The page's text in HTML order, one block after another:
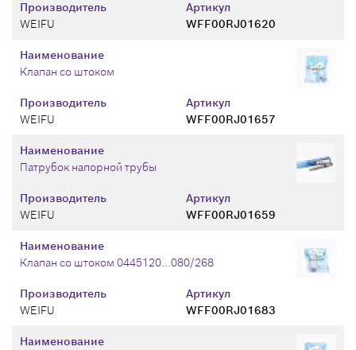
Производитель
WEIFU
Артикул
WFF00RJ01620
Производитель
WEIFU
Артикул
WFF00RJ01657
Наименование
Клапан со штоком
Производитель
WEIFU
Артикул
WFF00RJ01659
Наименование
Патрубок напорной трубы
Производитель
WEIFU
Артикул
WFF00RJ01683
Наименование
Клапан со штоком 0445120...080/268
Наименование